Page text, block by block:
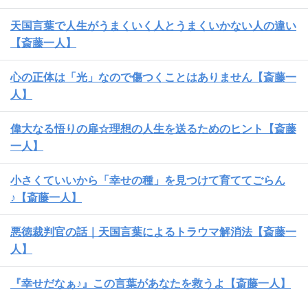
天国言葉で人生がうまくいく人とうまくいかない人の違い
【斎藤一人】
心の正体は「光」なので傷つくことはありません【斎藤一
人】
偉大なる悟りの扉☆理想の人生を送るためのヒント【斎藤
一人】
小さくていいから「幸せの種」を見つけて育ててごらん
♪【斎藤一人】
悪徳裁判官の話｜天国言葉によるトラウマ解消法【斎藤一
人】
『幸せだなぁ♪』この言葉があなたを救うよ【斎藤一人】